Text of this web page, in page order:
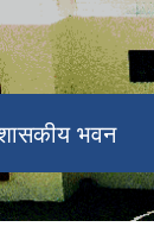
स्थल भवन
कार्यक्रम